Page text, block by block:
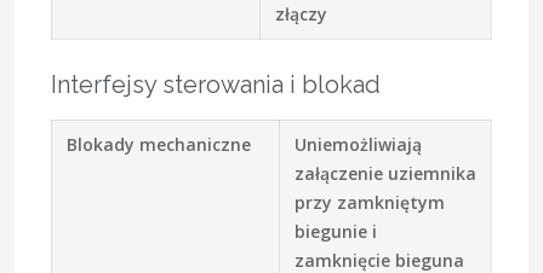
złączy
Interfejsy sterowania i blokad
Blokady mechaniczne
Uniemożliwiają
załączenie uziemnika
przy zamkniętym
biegunie i
zamknięcie bieguna